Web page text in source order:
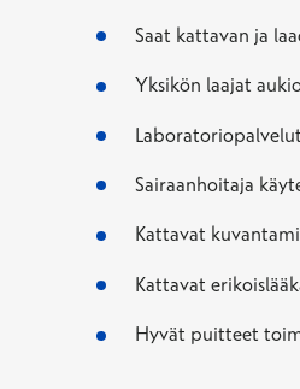
Saat kattavan ja
Yksikön laajat
Sairaanhoitaja
Kattavat
Kattavat
Hyvät puitteet